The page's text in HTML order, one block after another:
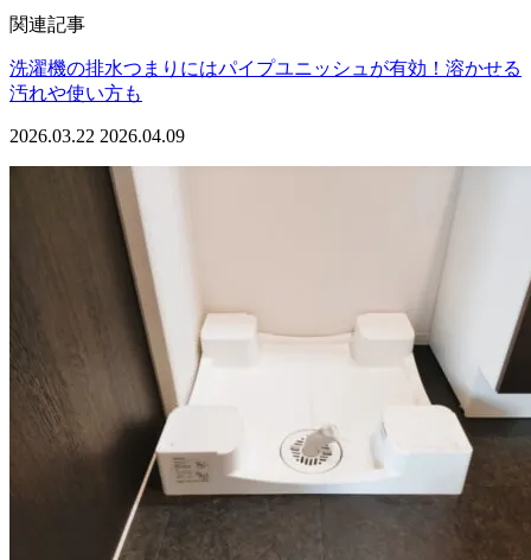
関連記事
洗濯機の排水つまりにはパイプユニッシュが有効！溶かせる
汚れや使い方も
2026.03.22 2026.04.09